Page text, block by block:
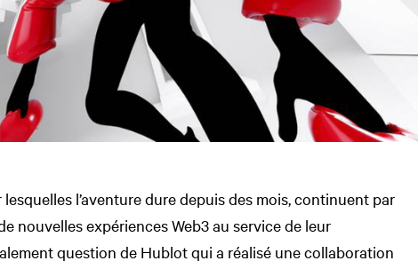
l’aventure dure depuis des mois, continuent par
nouvelles expériences Web3 au service de leur
question de Hublot qui a réalisé une collaboration